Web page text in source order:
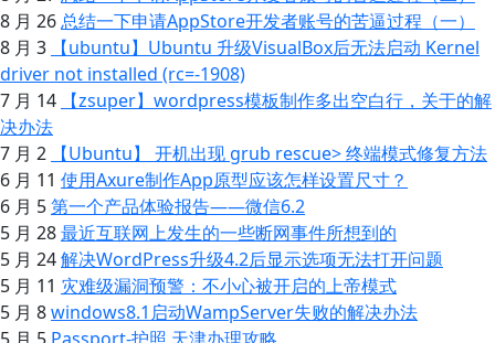
8 月 26总结一下申请AppStore开发者账号的苦逼过程（一）
8 月 3
【ubuntu】Ubuntu 升级VisualBox后无法启动 Kernel
driver not installed (rc=-1908)
7 月 14
【zsuper】wordpress模板制作多出空白行，关于 的解
决办法
7 月 2
【Ubuntu】 开机出现 grub rescue> 终端模式修复方法
6 月 11 使用Axure制作App原型应该怎样设置尺寸？
6 月 5第一个产品体验报告——微信6.2
5 月 28最近互联网上发生的一些断网事件所想到的
5 月 24解决WordPress升级4.2后显示选项无法打开问题
5 月 11 灾难级漏洞预警：不小心被开启的上帝模式
5 月 8windows8.1启动WampServer失败的解决办法